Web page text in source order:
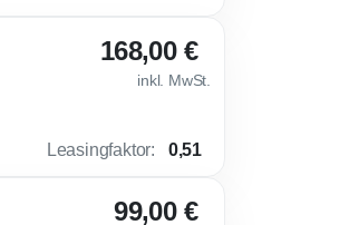
168,00 €
inkl. MwSt.
Leasingfaktor: 0,51
99,00 €